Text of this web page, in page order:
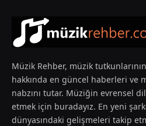
Müzik Rehber, müzik
hakkında en güncel haberleri ve
nabzını tutar. Müziğin evrensel
etmek için buradayız. En yeni
dünyasındaki gelişmeleri takip